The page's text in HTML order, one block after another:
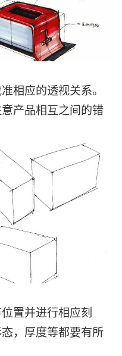
相应的透视关系。
产品相互之间的错
置并进行相应刻
，厚度等都要有所